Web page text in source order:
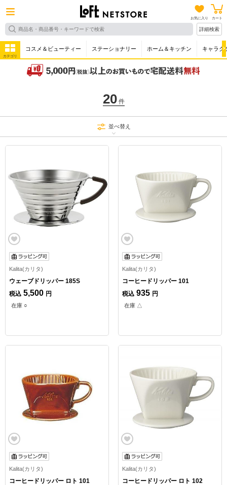
お気に入り カート
詳細検索
カテゴリ
コスメ＆ビューティー ステーショナリー ホーム＆キッチン キャラク
20件
並べ替え
Kalita(カリタ)
ウェーブドリッパー 185S
税込 5,500 円
在庫 ○
Kalita(カリタ)
コーヒードリッパー 101
税込 935 円
在庫 △
Kalita(カリタ)
コーヒードリッパー ロト 101
Kalita(カリタ)
コーヒードリッパー ロト 102